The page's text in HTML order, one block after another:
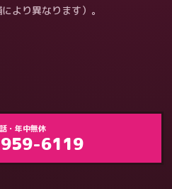
より異なります）。
・年中無休
6119